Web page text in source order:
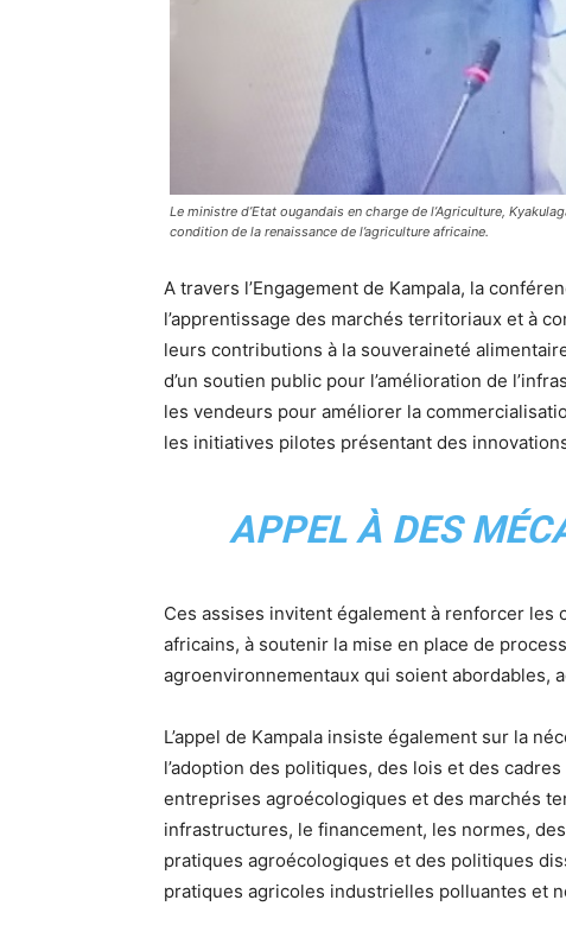
Le ministre d’Etat ougandais en charge de l’Agriculture,
condition de la renaissance de l’agriculture africaine.
A travers l’Engagement de Kampala, la
l’apprentissage des marchés territoriaux et à
leurs contributions à la souveraineté
d’un soutien public pour l’amélioration de
les vendeurs pour améliorer la
les initiatives pilotes présentant des
APPEL À DES
Ces assises invitent également à renforcer
africains, à soutenir la mise en place de
agroenvironnementaux qui soient abordables,
L’appel de Kampala insiste également sur la
l’adoption des politiques, des lois et des
entreprises agroécologiques et des marchés
infrastructures, le financement, les normes,
pratiques agroécologiques et des politiques
pratiques agricoles industrielles polluantes et